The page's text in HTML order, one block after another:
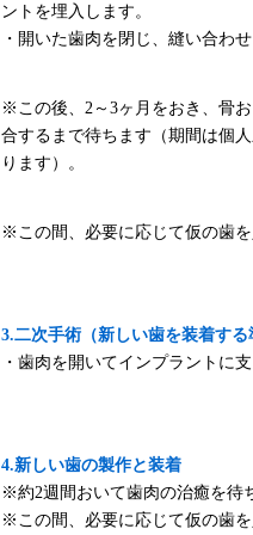
ントを埋入します。
・開いた歯肉を閉じ、縫い合わ
※この後、2～3ヶ月をおき、骨
合するまで待ちます（期間は個
ります）。
※この間、必要に応じて仮の歯
3.二次手術（新しい歯を装着す
・歯肉を開いてインプラントに
4.新しい歯の製作と装着
※約2週間おいて歯肉の治癒を待
※この間、必要に応じて仮の歯